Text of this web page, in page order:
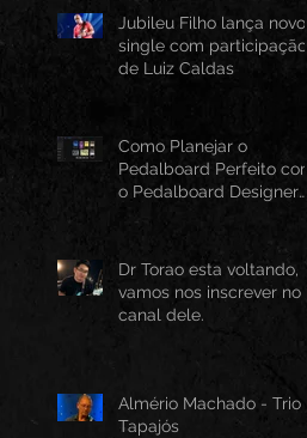
Jubileu Filho lança novo
single com participação
de Luiz Caldas
Como Planejar o
Pedalboard Perfeito com
o Pedalboard Designer
Dr Torao esta voltando,
vamos nos inscrever no
canal dele.
Almério Machado - Trio
Tapajós